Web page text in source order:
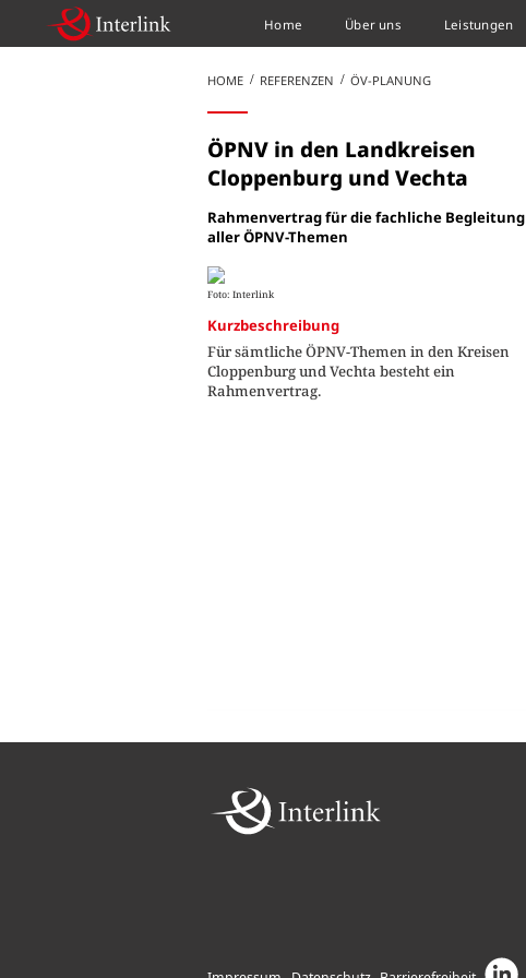
Home Über uns Leistungen
HOME REFERENZEN ÖV-PLANUNG
ÖPNV in den Landkreisen
Cloppenburg und Vechta
Rahmenvertrag für die fachliche Begleitung
aller ÖPNV-Themen
Foto: Interlink
Kurzbeschreibung
Für sämtliche ÖPNV-Themen in den Kreisen
Cloppenburg und Vechta besteht ein
Rahmenvertrag.